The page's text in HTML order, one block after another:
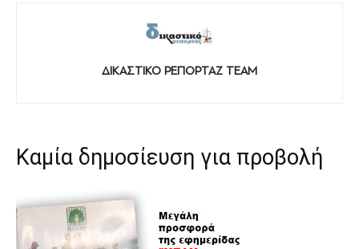
ΔΙΚΑΣΤΙΚΟ ΡΕΠΟΡΤΑΖ TEAM
Καμία δημοσίευση για προβολή